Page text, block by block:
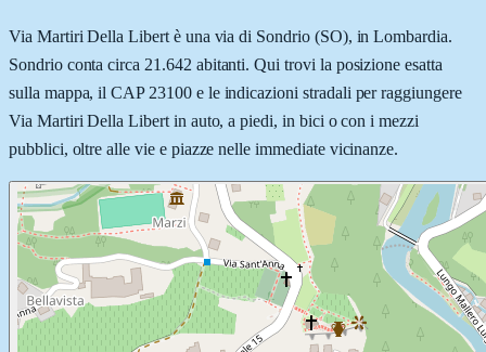
Via Martiri Della Libert è una via di Sondrio (SO), in Lombardia.
Sondrio conta circa 21.642 abitanti. Qui trovi la posizione esatta
sulla mappa, il CAP 23100 e le indicazioni stradali per raggiungere
Via Martiri Della Libert in auto, a piedi, in bici o con i mezzi
pubblici, oltre alle vie e piazze nelle immediate vicinanze.